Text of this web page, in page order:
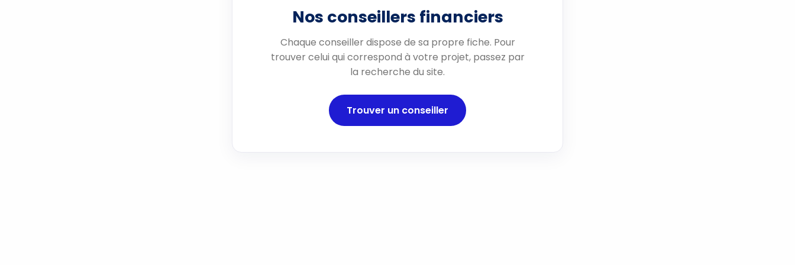
Nos conseillers financiers
Chaque conseiller dispose de sa propre fiche. Pour
trouver celui qui correspond à votre projet, passez par
la recherche du site.
Trouver un conseiller